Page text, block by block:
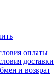
оплаты
доставки
и возврат